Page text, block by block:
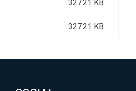
327.21 KB
327.21 KB